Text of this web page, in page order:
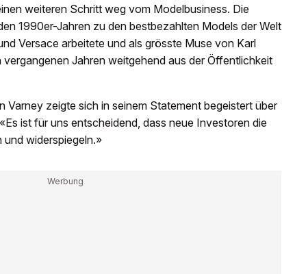
weiteren Schritt weg vom Modelbusiness. Die
1990er-Jahren zu den bestbezahlten Models der Welt
Versace arbeitete und als grösste Muse von Karl
Jahren weitgehend aus der Öffentlichkeit
Varney zeigte sich in seinem Statement begeistert über
ist für uns entscheidend, dass neue Investoren die
und widerspiegeln.»